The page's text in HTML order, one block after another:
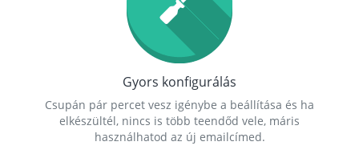
Gyors konfigurálás
Csupán pár percet vesz igénybe a beállítása és ha
elkészültél, nincs is több teendőd vele, máris
használhatod az új emailcímed.